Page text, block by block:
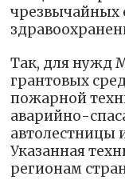
чрезвычайных
Так, для нужд
грантовых
пожарной
аварийно-
Указанная
регионам